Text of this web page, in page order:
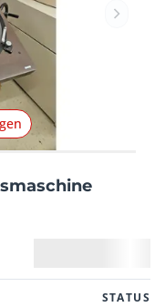
STATUS